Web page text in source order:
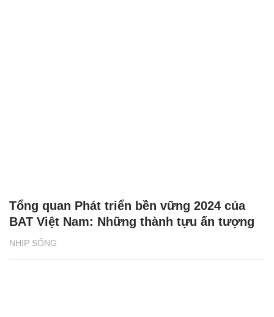
NHỊP SỐNG
Tổng quan Phát triển bền vững 2024 của
BAT Việt Nam: Những thành tựu ấn tượng